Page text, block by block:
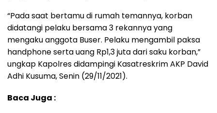
“Pada saat bertamu di rumah temannya, korban
didatangi pelaku bersama 3 rekannya yang
mengaku anggota Buser. Pelaku mengambil paksa
handphone serta uang Rp1,3 juta dari saku korban,”
ungkap Kapolres didampingi Kasatreskrim AKP David
Adhi Kusuma, Senin (29/11/2021).
Baca Juga :